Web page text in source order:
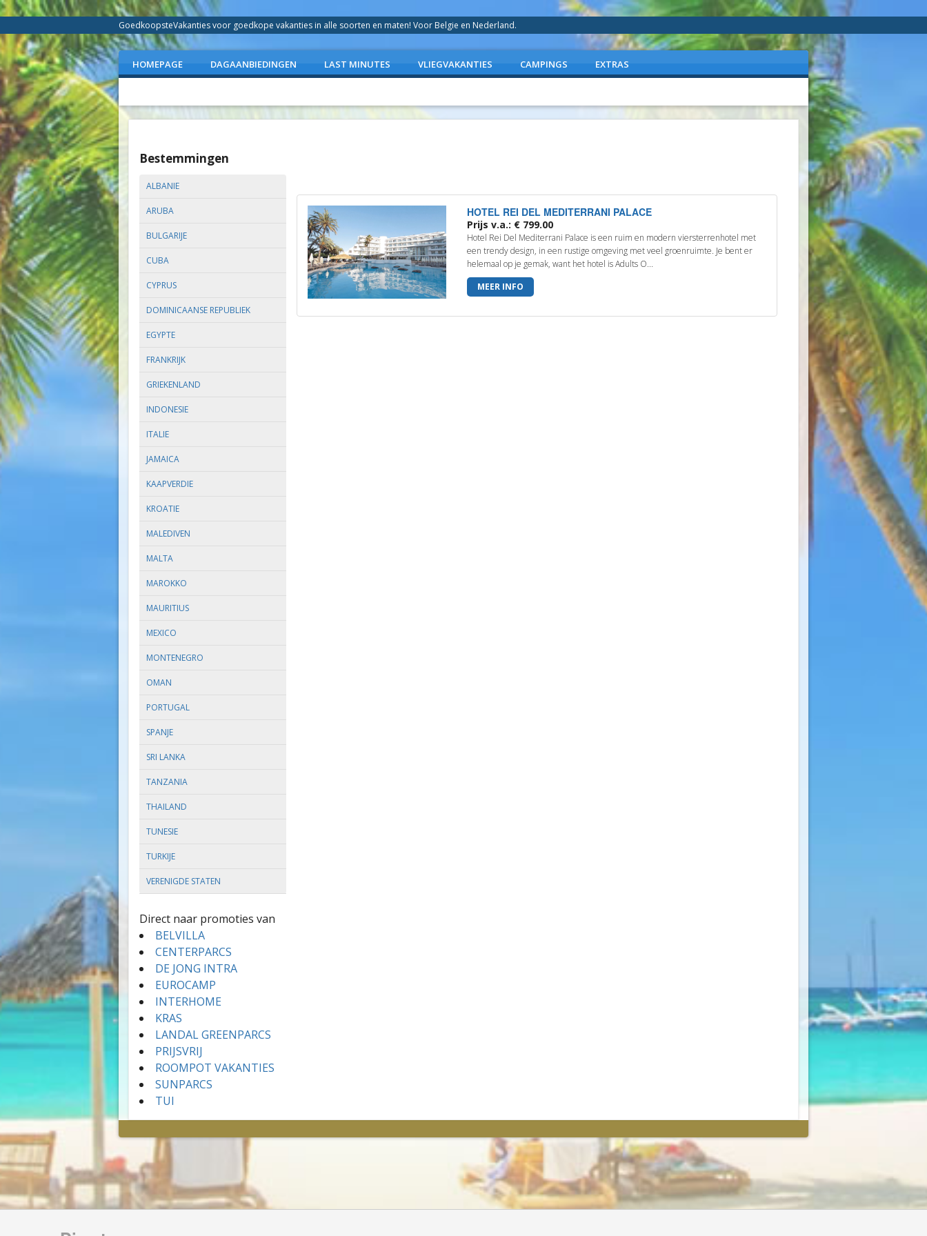
GoedkoopsteVakanties voor goedkope vakanties in alle soorten en maten! Voor Belgie en Nederland.
HOMEPAGE DAGAANBIEDINGEN LAST MINUTES VLIEGVAKANTIES CAMPINGS EXTRAS
Bestemmingen
ALBANIE
ARUBA
BULGARIJE
CUBA
CYPRUS
DOMINICAANSE REPUBLIEK
EGYPTE
FRANKRIJK
GRIEKENLAND
INDONESIE
ITALIE
JAMAICA
KAAPVERDIE
KROATIE
MALEDIVEN
MALTA
MAROKKO
MAURITIUS
MEXICO
MONTENEGRO
OMAN
PORTUGAL
SPANJE
SRI LANKA
TANZANIA
THAILAND
TUNESIE
TURKIJE
VERENIGDE STATEN
Direct naar promoties van
BELVILLA
CENTERPARCS
DE JONG INTRA
EUROCAMP
INTERHOME
KRAS
LANDAL GREENPARCS
PRIJSVRIJ
ROOMPOT VAKANTIES
SUNPARCS
TUI
HOTEL REI DEL MEDITERRANI PALACE
Prijs v.a.: € 799.00
Hotel Rei Del Mediterrani Palace is een ruim en modern viersterrenhotel met
een trendy design, in een rustige omgeving met veel groenruimte. Je bent er
helemaal op je gemak, want het hotel is Adults O...
MEER INFO